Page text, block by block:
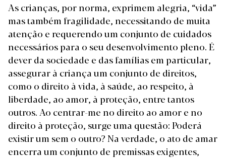
As crianças, por norma, exprimem alegria, “vida”
mas também fragilidade, necessitando de muita
atenção e requerendo um conjunto de cuidados
necessários para o seu desenvolvimento pleno. É
dever da sociedade e das famílias em particular,
assegurar à criança um conjunto de direitos,
como o direito à vida, à saúde, ao respeito, à
liberdade, ao amor, à proteção, entre tantos
outros. Ao centrar-me no direito ao amor e no
direito à proteção, surge uma questão: Poderá
existir um sem o outro? Na verdade, o ato de amar
encerra um conjunto de premissas exigentes,